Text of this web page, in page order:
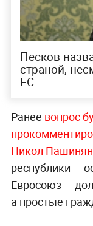
Песков
страной,
ЕС
Ранее вопрос
Никол Пашинян
республики —
Евросоюз —
а простые